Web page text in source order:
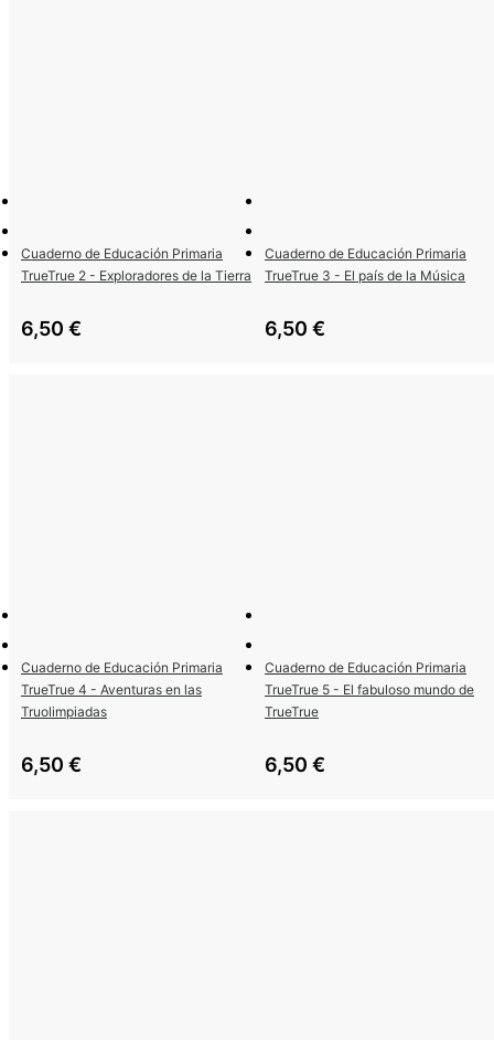
Cuaderno de Educación Primaria
TrueTrue 2 - Exploradores de la Tierra
6,50 €
Cuaderno de Educación Primaria
TrueTrue 3 - El país de la Música
6,50 €
Cuaderno de Educación Primaria
TrueTrue 4 - Aventuras en las
Truolimpiadas
6,50 €
Cuaderno de Educación Primaria
TrueTrue 5 - El fabuloso mundo de
TrueTrue
6,50 €